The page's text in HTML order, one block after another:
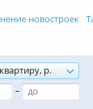
новостроек
р.
–